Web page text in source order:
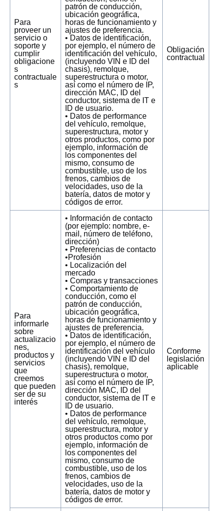
Para
proveer un
servicio o
soporte y
cumplir
obligacione
s
contractuale
s
patrón de conducción,
ubicación geográfica,
horas de funcionamiento y
ajustes de preferencia.
• Datos de identificación,
por ejemplo, el número de
identificación del vehículo,
(incluyendo VIN e ID del
chasis), remolque,
superestructura o motor,
así como el número de IP,
dirección MAC, ID del
conductor, sistema de IT e
ID de usuario.
• Datos de performance
del vehículo, remolque,
superestructura, motor y
otros productos, como por
ejemplo, información de
los componentes del
mismo, consumo de
combustible, uso de los
frenos, cambios de
velocidades, uso de la
batería, datos de motor y
códigos de error.
Obligación
contractual
Para
informarle
sobre
actualizacio
nes,
productos y
servicios
que
creemos
que pueden
ser de su
interés
• Información de contacto
(por ejemplo: nombre, e-
mail, número de teléfono,
dirección)
• Preferencias de contacto
•Profesión
• Localización del
mercado
• Compras y transacciones
• Comportamiento de
conducción, como el
patrón de conducción,
ubicación geográfica,
horas de funcionamiento y
ajustes de preferencia.
• Datos de identificación,
por ejemplo, el número de
identificación del vehículo
(incluyendo VIN e ID del
chasis), remolque,
superestructura o motor,
así como el número de IP,
dirección MAC, ID del
conductor, sistema de IT e
ID de usuario.
• Datos de performance
del vehículo, remolque,
superestructura, motor y
otros productos como por
ejemplo, información de
los componentes del
mismo, consumo de
combustible, uso de los
frenos, cambios de
velocidades, uso de la
batería, datos de motor y
códigos de error.
Conforme
legislación
aplicable